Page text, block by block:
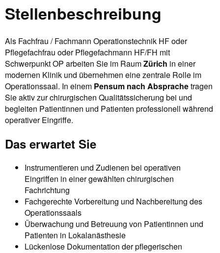
Stellenbeschreibung
Als Fachfrau / Fachmann Operationstechnik HF oder
Pflegefachfrau oder Pflegefachmann HF/FH mit
Schwerpunkt OP arbeiten Sie im RaumZürich in einer
modernen Klinik und übernehmen eine zentrale Rolle im
Operationssaal. In einem Pensum nach Absprachetragen
Sie aktiv zur chirurgischen Qualitätssicherung bei und
begleiten Patientinnen und Patienten professionell während
operativer Eingriffe.
Das erwartet Sie
Instrumentieren und Zudienen bei operativen
Eingriffen in einer gewählten chirurgischen
Fachrichtung
Fachgerechte Vorbereitung und Nachbereitung des
Operationssaals
Überwachung und Betreuung von Patientinnen und
Patienten in Lokalanästhesie
Lückenlose Dokumentation der pflegerischen